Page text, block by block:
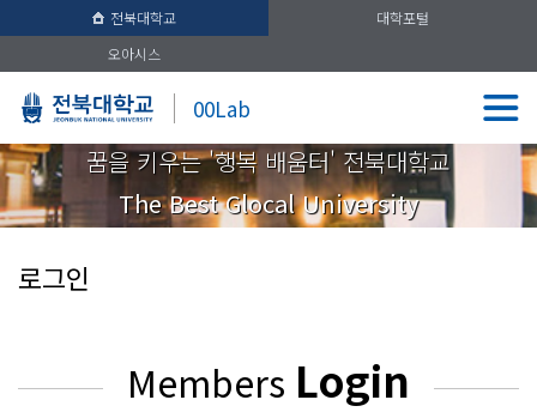
전북대학교
대학포털
오아시스
00Lab
꿈을 키우는 '행복 배움터' 전북대학교
The Best Glocal University
로그인
Members Login